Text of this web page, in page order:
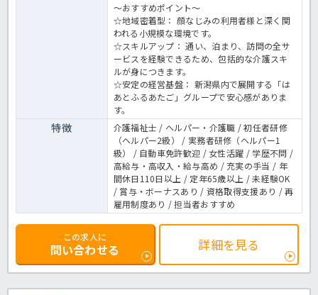
～おすすめポイント～
☆地域密着型： 顔なじみの利用者様と深く関
われる小規模な環境です。
☆スキルアップ： 通い、泊まり、訪問の全サ
ービスを経験できるため、包括的な介護スキ
ルが身につきます。
☆安定の経営基盤： 新潟県内で展開する「は
あとふるあたご」グループで安心感がありま
す。
特徴
介護福祉士 / ヘルパー・介護職 / 初任者研修
（ヘルパー2級） / 実務者研修（ヘルパー1
級） / 自動車免許歓迎 / 女性活躍 / 学歴不問 /
高給与・高収入・給与高め / 充実の手当 / 年
間休日110日以上 / 定年65歳以上 / 未経験OK
/ 賞与・ボーナスあり / 資格取得支援あり / 再
雇用制度あり / 担当者おすすめ
この求人に
問い合わせる 詳細を見る